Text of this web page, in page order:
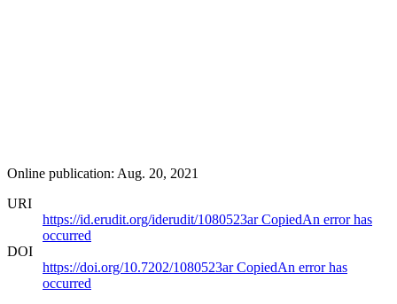
Online publication: Aug. 20, 2021
URI
https://id.erudit.org/iderudit/1080523arCopiedAn error has
occurred
DOI
https://doi.org/10.7202/1080523arCopiedAn error has
occurred